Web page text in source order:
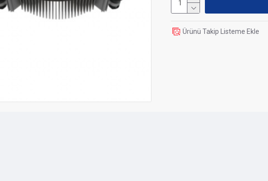
Ürünü Takip Listeme Ekle